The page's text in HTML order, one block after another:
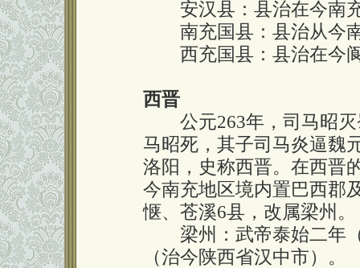
安汉县：县治在今南充
南充国县：县治从今南
西充国县：县治在今
西晋
公元263年，司马昭灭
马昭死，其子司马炎逼魏
洛阳，史称西晋。在西晋
今南充地区境内置巴西郡
惬、苍溪6县，改属梁州。
梁州：武帝泰始二年（
（治今陕西省汉中市）。